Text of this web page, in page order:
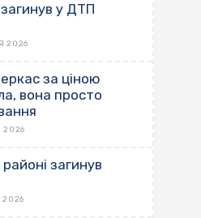
у ДТП
2026
за ціною
вона просто
2026
загинув
2026